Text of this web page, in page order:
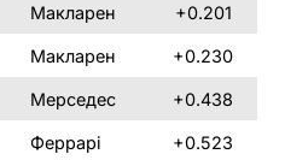
Макларен +0.201
Макларен +0.230
Мерседес +0.438
Феррарі +0.523